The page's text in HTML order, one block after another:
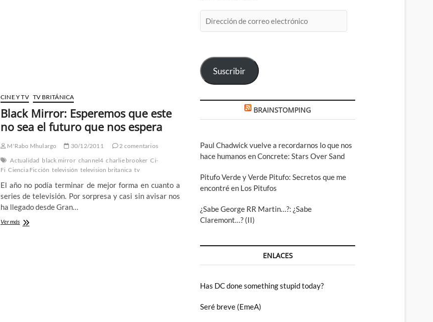
CINE Y TV TV BRITÁNICA
Black Mirror: Esperemos que este
no sea el futuro que nos espera
M'Rabo Mhulargo 30/12/2011
2 comentarios
Actualidad black mirror channel4 charlie brooker Ci-
Fi Ciencia Ficción televisión television britanica tv
El año no podía terminar de mejor forma en cuanto a
series de televisión. Por sorpresa y casi sin avisar nos
ha llegado desde Gran…
Ver másBlack
de
Suscribir
BRAINSTOMPING
Paul Chadwick vuelve a recordarnos lo que nos
hace humanos en Concrete: Stars Over Sand
Pitufo Verde y Verde Pitufo: Secretos que me
encontré en Los Pitufos
¿Sabe George RR Martin…?: ¿Sabe
Claremont…? (II)
ENLACES
Has DC done something stupid today?
Seré breve (EmeA)